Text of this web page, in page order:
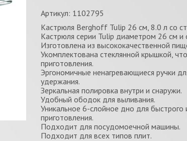
Артикул: 1102795
Кастрюля Berghoff Tulip 26 cм, 8.0 л со
Кастрюля серии Tulip диаметром 26 см
Изготовлена из высококачественной
Укомплектована стеклянной крышкой,
приготовления.
Эргономичные ненагревающиеся ручки
удержания.
Зеркальная полировка внутри и снаружи.
Удобный ободок для выливания.
Уникальное 6-слойное дно для быстрого
приготовления.
Подходит для посудомоечной машины.
Подходит для всех типов плит.